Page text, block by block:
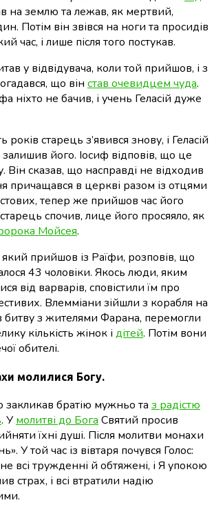
на землю та лежав, як мертвий,
Потім він звівся на ноги та просидів
час, і лише після того постукав.
у відвідувача, коли той прийшов, і з
що він став очевидцем чуда.
ніхто не бачив, і учень Геласій дуже
років старець з’явився знову, і Геласій
залишив його. Іосиф відповів, що це
Він сказав, що насправді не відходив
причащався в церкві разом із отцями
тепер же прийшов час його
спочив, лице його просяяло, як
Мойсея.
який прийшов із Раїфи, розповів, що
43 чоловіки. Якось люди, яким
від варварів, сповістили їм про
Влемміани зійшли з корабля на
битву з жителями Фарана, перемогли
кількість жінок і дітей. Потім вони
обителі.
молилися Богу.
закликав братію мужньо та з радістю
. У молитві до Бога Святий просив
їхні душі. Після молитви монахи
У той час із вівтаря почувся Голос:
всі тружденні й обтяжені, і Я упокою
страх, і всі втратили надію